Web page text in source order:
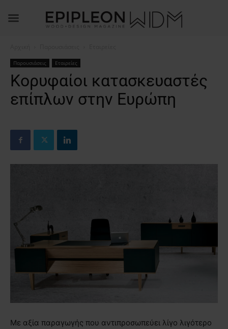
Παρουσιάσεις Εταιρείες
Κορυφαίοι κατασκευαστές
επίπλων στην Ευρώπη
Με αξία παραγωγής που αντιπροσωπεύει λίγο λιγότερο